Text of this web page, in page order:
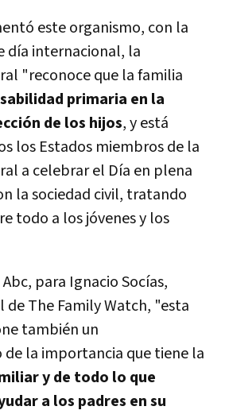
este organismo, con la
día internacional, la
"reconoce que la familia
primaria en la
de los hijos, y está
los Estados miembros de la
a celebrar el Día en plena
la sociedad civil, tratando
todo a los jóvenes y los
para Ignacio Socías,
The Family Watch, "esta
también un
la importancia que tiene la
y de todo lo que
a los padres en su